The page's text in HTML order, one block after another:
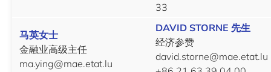
33
马英女士
金融业高级主任
ma.ying@mae.etat.lu
DAVID STORNE 先生
经济参赞
david.storne@mae.etat.lu